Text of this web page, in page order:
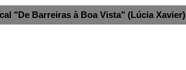
"De Barreiras à Boa Vista" (Lúcia Xavier)